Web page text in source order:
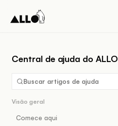
Central de ajuda do ALLO
Buscar artigos de ajuda
Visão geral
Comece aqui